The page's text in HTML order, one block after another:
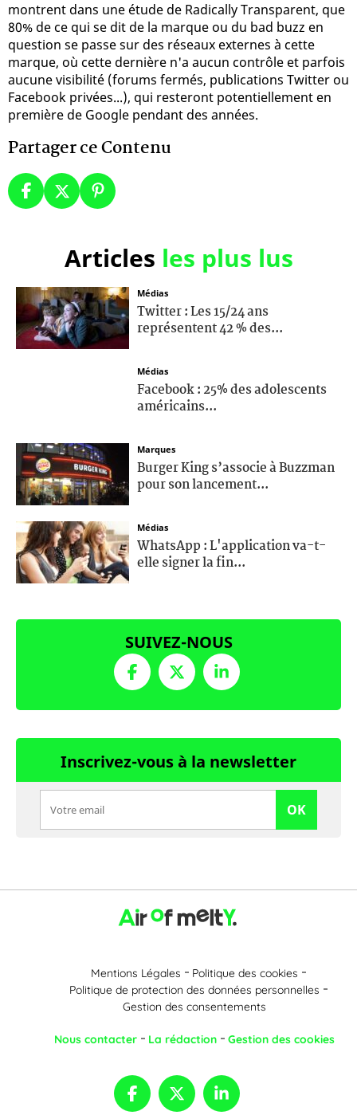
montrent dans une étude de Radically Transparent, que
80% de ce qui se dit de la marque ou du bad buzz en
question se passe sur des réseaux externes à cette
marque, où cette dernière n'a aucun contrôle et parfois
aucune visibilité (forums fermés, publications Twitter ou
Facebook privées...), qui resteront potentiellement en
première de Google pendant des années.
Partager ce Contenu
Articles les plus lus
Médias
Twitter : Les 15/24 ans
représentent 42 % des...
Médias
Facebook : 25% des adolescents
américains...
Marques
Burger King s’associe à Buzzman
pour son lancement...
Médias
WhatsApp : L'application va-t-
elle signer la fin...
SUIVEZ-NOUS
Inscrivez-vous à la newsletter
OK
Mentions Légales
Politique des cookies
Politique de protection des données personnelles
Gestion des consentements
Nous contacter La rédaction Gestion des cookies